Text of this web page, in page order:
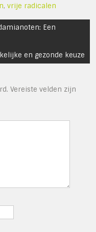
,vrije radicalen
Een
en gezonde keuze
Vereiste velden zijn